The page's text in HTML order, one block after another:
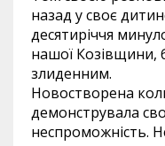
назад у своє
десятиріччя
нашої Козівщини,
злиденним.
Новостворена
демонструвала
неспроможність.